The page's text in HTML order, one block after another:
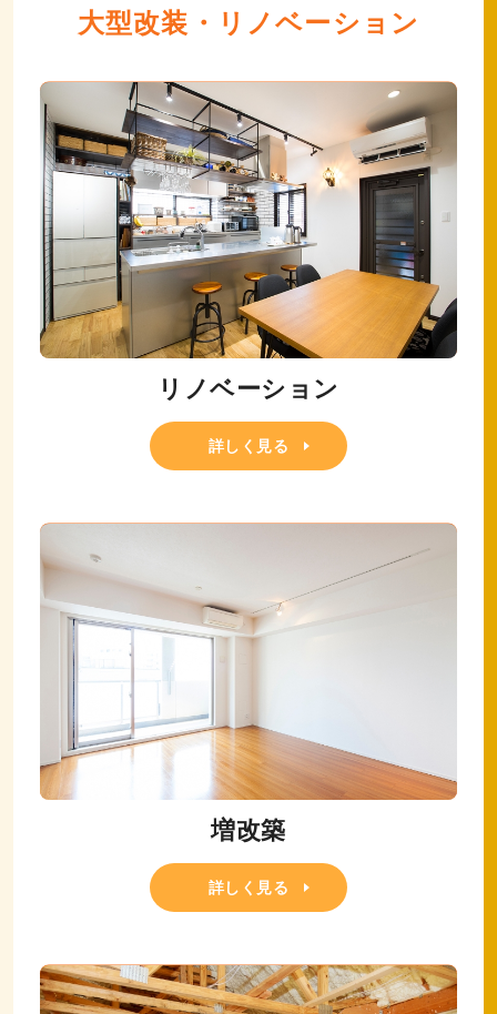
大型改装・リノベーション
リノベーション
詳しく見る
増改築
詳しく見る